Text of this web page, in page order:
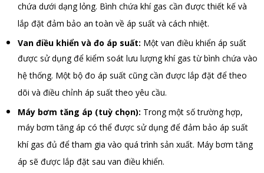
chứa dưới dạng lỏng. Bình chứa khí gas cần được thiết kế và
lắp đặt đảm bảo an toàn về áp suất và cách nhiệt.
Van điều khiển và đo áp suất: Một van điều khiển áp suất
được sử dụng để kiểm soát lưu lượng khí gas từ bình chứa vào
hệ thống. Một bộ đo áp suất cũng cần được lắp đặt để theo
dõi và điều chỉnh áp suất theo yêu cầu.
Máy bơm tăng áp (tuỳ chọn): Trong một số trường hợp,
máy bơm tăng áp có thể được sử dụng để đảm bảo áp suất
khí gas đủ để tham gia vào quá trình sản xuất. Máy bơm tăng
áp sẽ được lắp đặt sau van điều khiển.